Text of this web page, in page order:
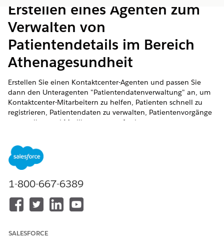
Erstellen eines Agenten zum
Verwalten von
Patientendetails im Bereich
Athenagesundheit
Erstellen Sie einen Kontaktcenter-Agenten und passen Sie
dann den Unteragenten "Patientendatenverwaltung" an, um
Kontaktcenter-Mitarbeitern zu helfen, Patienten schnell zu
registrieren, Patientendaten zu verwalten, Patientenvorgänge
zu erstellen und Medikamentenanforderungen
Weitere Informationen finden Sie unter
Agentenzum Verwalten von Patientendetails im Bereich der
athenaHealth.
SIEHE AUCH:
Subagent: Patientendatenverwaltung
EMR-Integration in Echtzeit mit dem generischen FHIR-
1-800-667-6389
SALESFORCE